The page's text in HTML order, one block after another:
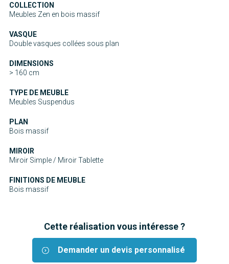
COLLECTION
Meubles Zen en bois massif
VASQUE
Double vasques collées sous plan
DIMENSIONS
> 160 cm
TYPE DE MEUBLE
Meubles Suspendus
PLAN
Bois massif
MIROIR
Miroir Simple / Miroir Tablette
FINITIONS DE MEUBLE
Bois massif
Cette réalisation vous intéresse ?
Demander un devis personnalisé